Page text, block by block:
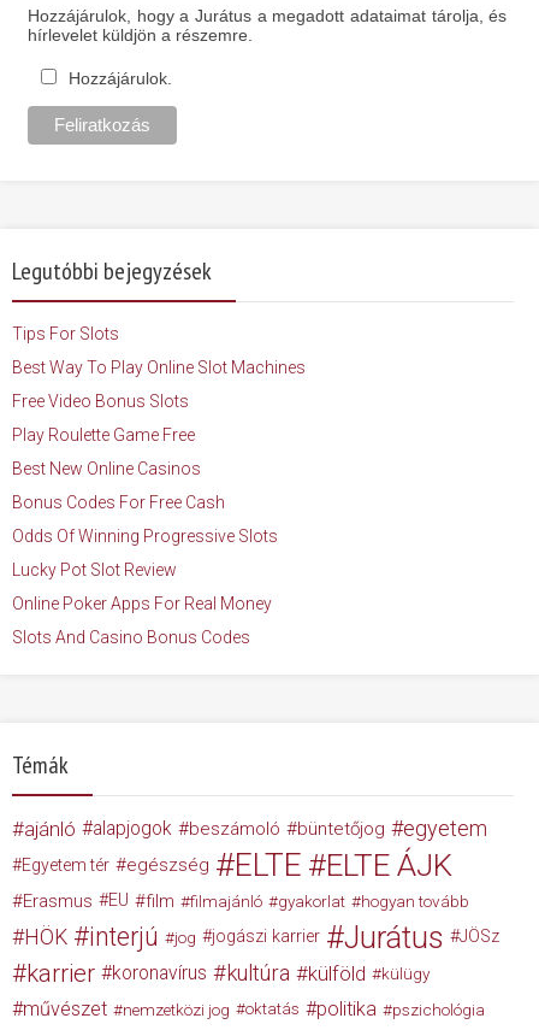
Hozzájárulok, hogy a Jurátus a megadott adataimat tárolja, és
hírlevelet küldjön a részemre.
Hozzájárulok.
Legutóbbi bejegyzések
Tips For Slots
Best Way To Play Online Slot Machines
Free Video Bonus Slots
Play Roulette Game Free
Best New Online Casinos
Bonus Codes For Free Cash
Odds Of Winning Progressive Slots
Lucky Pot Slot Review
Online Poker Apps For Real Money
Slots And Casino Bonus Codes
Témák
ajánló alapjogok beszámoló büntetőjog egyetem
Egyetem tér egészség ELTE ELTE ÁJK
Erasmus EU film filmajánló gyakorlat hogyan tovább
HÖK interjú jog jogászi karrier Jurátus JÖSz
karrier koronavírus kultúra külföld külügy
művészet nemzetközi jog oktatás politika pszichológia